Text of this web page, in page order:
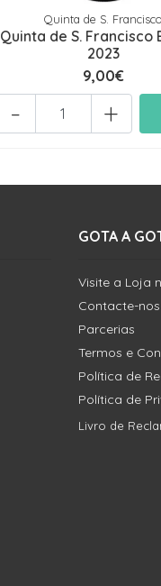
Quinta de S. Francisco
Quinta de S. Francisco
2023
9,00€
+
-
GOTA A
Visite a Loja
Contacte-nos
Parcerias
Termos e
Política de
Política de
Livro de